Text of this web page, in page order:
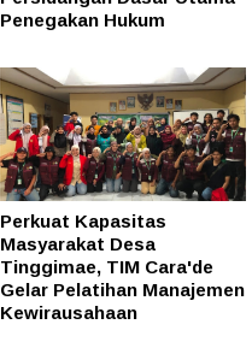
Penegakan Hukum
Perkuat Kapasitas
Masyarakat Desa
Tinggimae, TIM Cara'de
Gelar Pelatihan Manajemen
Kewirausahaan